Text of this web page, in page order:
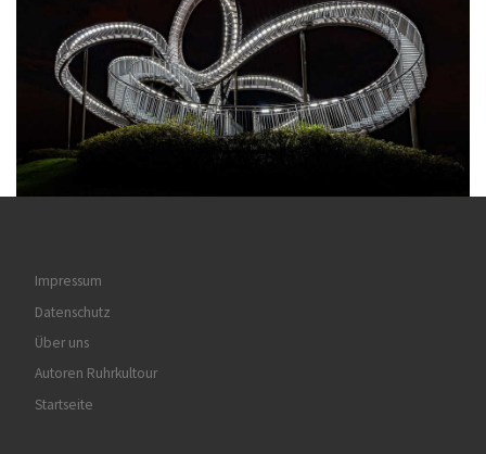
Impressum
Datenschutz
Über uns
Autoren Ruhrkultour
Startseite